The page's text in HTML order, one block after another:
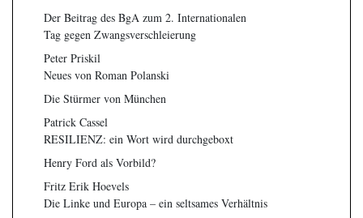
Der Beitrag des BgA zum 2. Internationalen
Tag gegen Zwangsverschleierung
Peter Priskil
Neues von Roman Polanski
Die Stürmer von München
Patrick Cassel
RESILIENZ: ein Wort wird durchgeboxt
Henry Ford als Vorbild?
Fritz Erik Hoevels
Die Linke und Europa – ein seltsames Verhältnis